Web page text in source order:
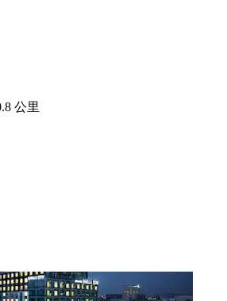
公里